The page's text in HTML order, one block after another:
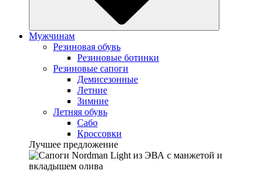
Мужчинам
Резиновая обувь
Резиновые ботинки
Резиновые сапоги
Демисезонные
Летние
Зимние
Летняя обувь
Сабо
Кроссовки
Лучшее предложение